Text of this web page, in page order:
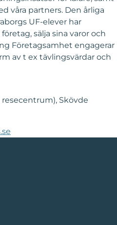
som är en del av UF
kommuner och har en
från Skaraborgs näringsliv.
i egen regi kickoff för
för lärare, samt
våra partners. Den årliga
UF-elever har
sälja sina varor och
av t ex tävlingsvärdar och